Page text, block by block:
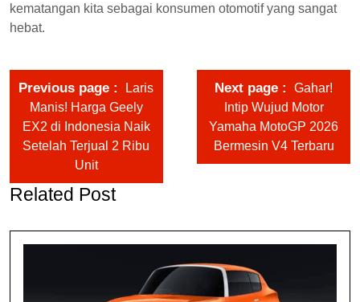
kematangan kita sebagai konsumen otomotif yang sangat
hebat.
Previous page
Laris
Manis! Harga Geely
EX2 di Indonesia Naik
Setelah Terjual 2 Ribu
Unit
Next page
Gahar!
Intip Wujud Motor
Yamaha MotoGP 2026
Bermesin V4 Terbaru
Related Post